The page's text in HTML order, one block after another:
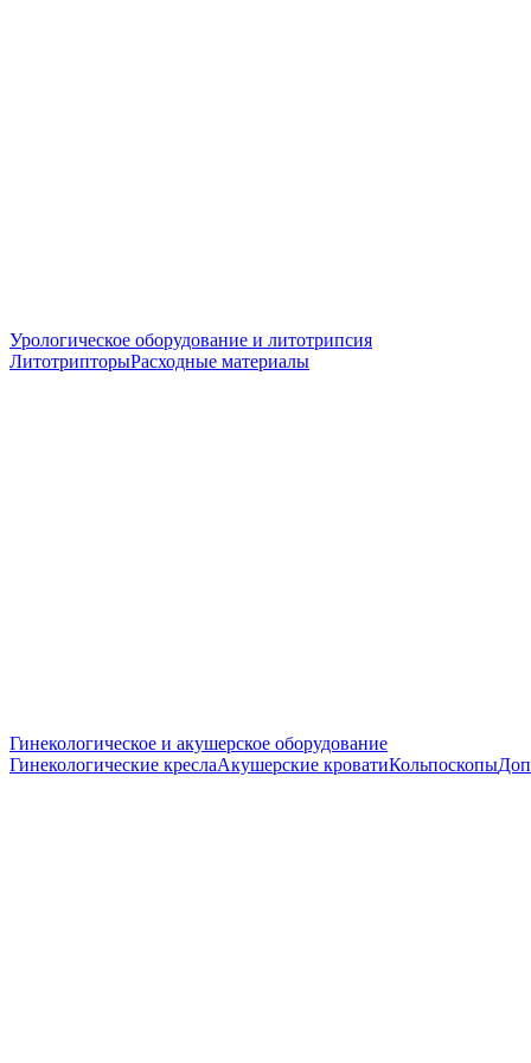
Урологическое оборудование и литотрипсия
ЛитотрипторыРасходные материалы
Гинекологическое и акушерское оборудование
Гинекологические креслаАкушерские кроватиКольпоскопы